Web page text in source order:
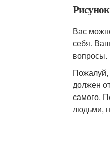
Вас
себя.
Пожалуй,
должен
самого.
людьми,